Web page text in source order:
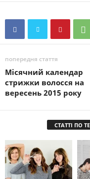
попередня стаття
Місячний календар
стрижки волосся на
вересень 2015 року
СТАТТІ ПО